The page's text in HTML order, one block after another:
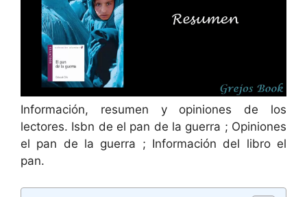
Información, resumen y opiniones de los
lectores. Isbn de el pan de la guerra ; Opiniones
el pan de la guerra ; Información del libro el
pan.